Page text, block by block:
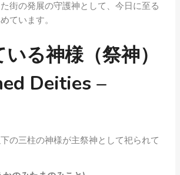
街の発展の守護神として、今日に至る
ています。
る神様（祭神）
Deities –
の三柱の神様が主祭神として祀られて